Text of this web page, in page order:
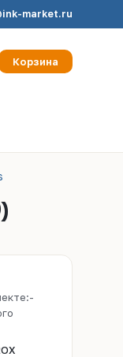
market.ru
Корзина